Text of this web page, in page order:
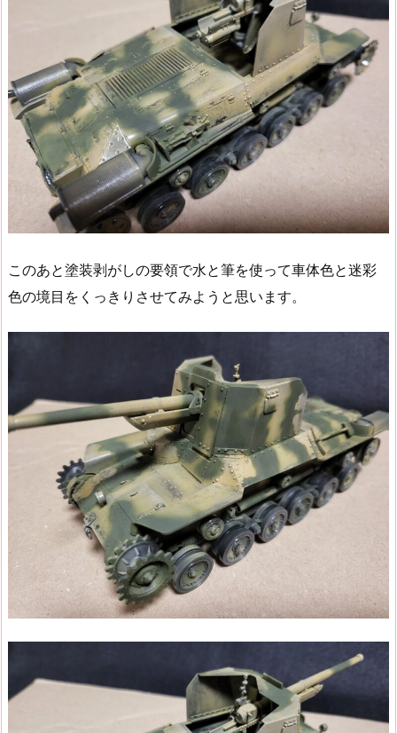
このあと塗装剥がしの要領で水と筆を使って車体色と迷彩
色の境目をくっきりさせてみようと思います。